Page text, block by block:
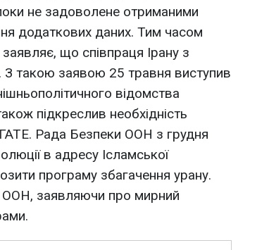
не задоволене отриманими
додаткових даних. Тим часом
що співпраця Ірану з
такою заявою 25 травня виступив
відомства
підкреслив необхідність
Рада Безпеки ООН з грудня
в адресу Ісламської
програму збагачення урану.
ООН, заявляючи про мирний